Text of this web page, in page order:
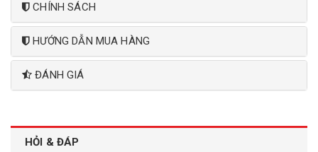
CHÍNH SÁCH
HƯỚNG DẪN MUA HÀNG
ĐÁNH GIÁ
HỎI & ĐÁP